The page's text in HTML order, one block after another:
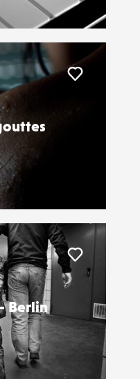
Berlin